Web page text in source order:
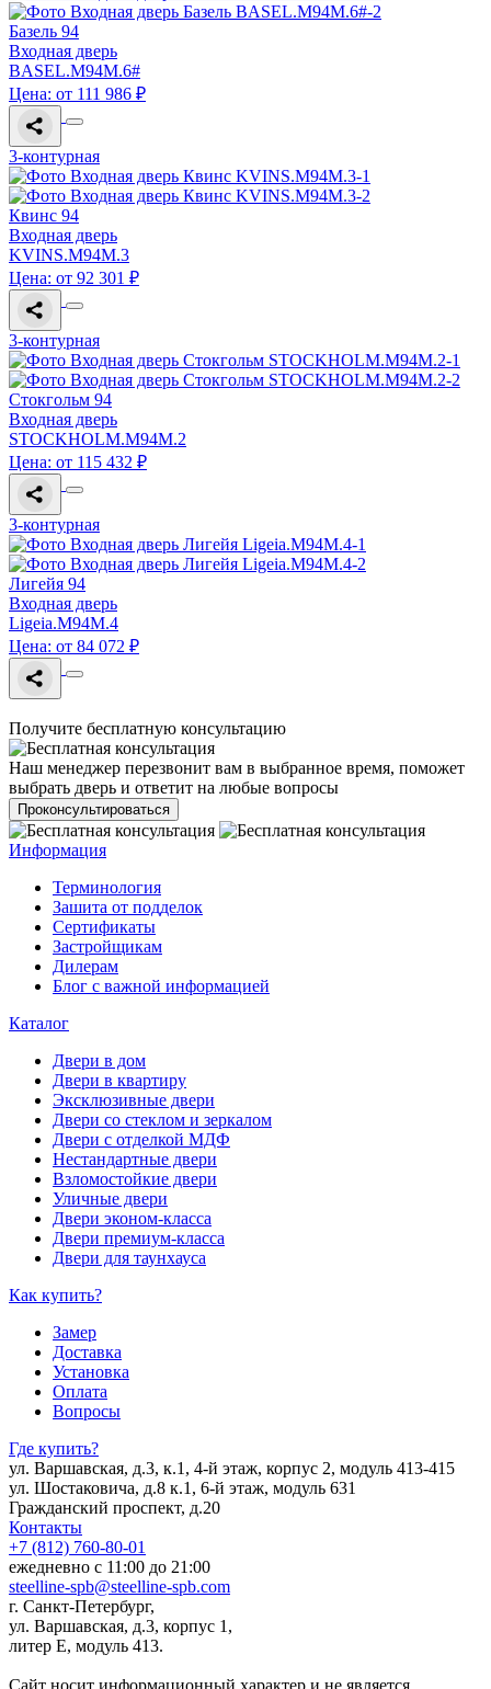
Базель 94
Входная дверь
BASEL.M94M.6#
Цена: от 111 986 ₽
3-контурная
Квинс 94
Входная дверь
KVINS.M94M.3
Цена: от 92 301 ₽
3-контурная
Стокгольм 94
Входная дверь
STOCKHOLM.M94M.2
Цена: от 115 432 ₽
3-контурная
Лигейя 94
Входная дверь
Ligeia.M94M.4
Цена: от 84 072 ₽
Получите бесплатную консультацию
Наш менеджер перезвонит вам в выбранное время, поможет
выбрать дверь и ответит на любые вопросы
Проконсультироваться
Информация
Терминология
Зашита от подделок
Сертификаты
Застройщикам
Дилерам
Блог с важной информацией
Каталог
Двери в дом
Двери в квартиру
Эксклюзивные двери
Двери со стеклом и зеркалом
Двери с отделкой МДФ
Нестандартные двери
Взломостойкие двери
Уличные двери
Двери эконом-класса
Двери премиум-класса
Двери для таунхауса
Как купить?
Замер
Доставка
Установка
Оплата
Вопросы
Где купить?
ул. Варшавская, д.3, к.1, 4-й этаж, корпус 2, модуль 413-415
ул. Шостаковича, д.8 к.1, 6-й этаж, модуль 631
Гражданский проспект, д.20
Контакты
+7 (812) 760-80-01
ежедневно с 11:00 до 21:00
steelline-spb@steelline-spb.com
г. Санкт-Петербург,
ул. Варшавская, д.3, корпус 1,
литер Е, модуль 413.
Сайт носит информационный характер и не является